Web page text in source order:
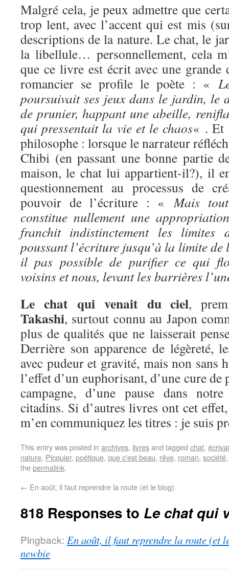
Malgré cela, je peux admettre que
trop lent, avec l’accent qui est mis
descriptions de la nature. Le chat, le
la libellule… personnellement, cela
que ce livre est écrit avec une grande
romancier se profile le poète : «
poursuivait ses jeux dans le jardin, le
de prunier, happant une abeille,
qui pressentait la vie et le chaos« . Et
philosophe : lorsque le narrateur
Chibi (en passant une bonne partie
maison, le chat lui appartient-il?), il
questionnement au processus de
pouvoir de l’écriture : «Mais
constitue nullement une
franchit indistinctement les limites
poussant l’écriture jusqu’à la limite de
il pas possible de purifier ce qui
voisins et nous, levant les barrières
Le chat qui venait du ciel,
Takashi, surtout connu au Japon
plus de qualités que ne laisserait
Derrière son apparence de légèreté,
avec pudeur et gravité, mais non sans
l’effet d’un euphorisant, d’une cure de
campagne, d’une pause dans
citadins. Si d’autres livres ont cet
m’en communiquez les titres : je suis
This entry was posted in archives, livresand tagged chat,
nature, Picquier, poétique, que c'est beau, rêve, roman, société
thepermalink.
← En août, il faut reprendre la route (et le blog)
818 Responses to Le chat qui
Pingback: En août, il faut reprendre la route (et
newbie